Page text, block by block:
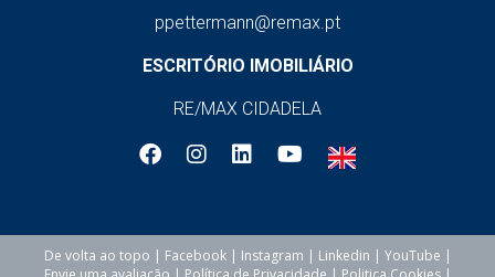
Caminhe por todas as divisões da casa e avalie a
disposição dos espaços. Considere se a distribuição
é funcional e se os tamanhos das divisões são
Sinais de problema:
Divisões pequenas
Layout pouco funcional
ppettermann@remax.pt
ESCRITÓRIO IMOBILIÁRIO
RE/MAX CIDADELA
De volta ao topo | Facebook| Instagram | Linkedin | YouTube |